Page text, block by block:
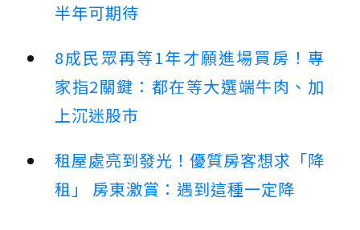
半年可期待
8成民眾再等1年才願進場買房！專
家指2關鍵：都在等大選端牛肉、加
上沉迷股市
租屋處亮到發光！優質房客想求「降
租」 房東激賞：遇到這種一定降